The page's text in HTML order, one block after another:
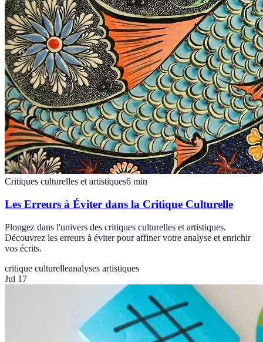
Critiques culturelles et artistiques6 min
Les Erreurs à Éviter dans la Critique Culturelle
Plongez dans l'univers des critiques culturelles et artistiques.
Découvrez les erreurs à éviter pour affiner votre analyse et enrichir
vos écrits.
critique culturelleanalyses artistiques
Jul 17